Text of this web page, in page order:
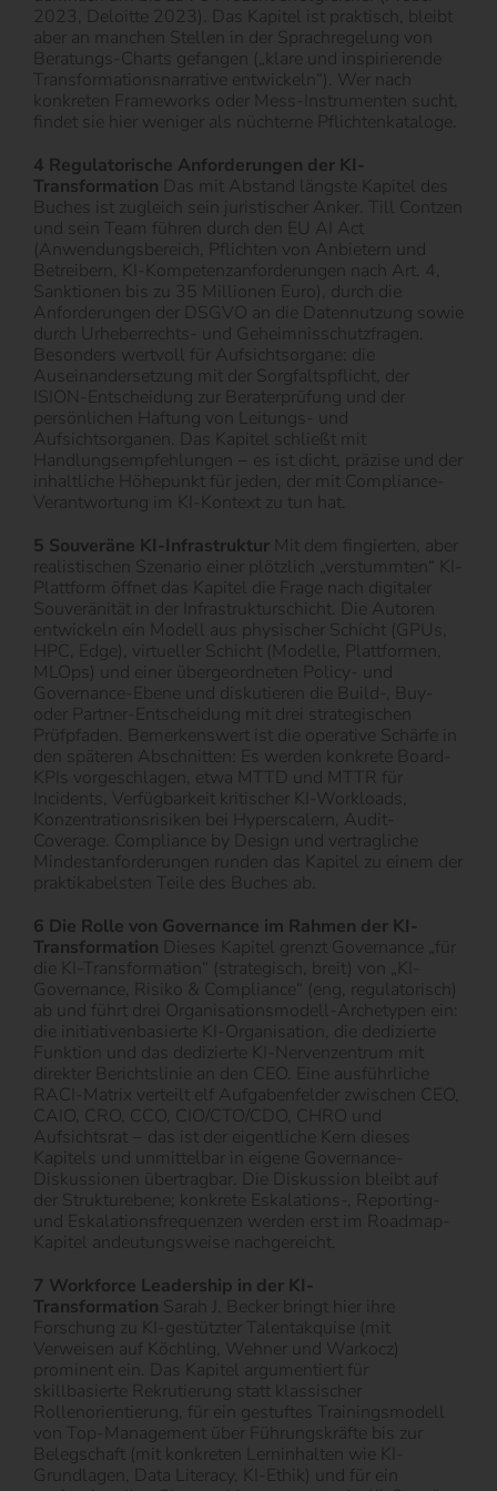
2023, Deloitte 2023). Das Kapitel ist praktisch, bleibt
aber an manchen Stellen in der Sprachregelung von
Beratungs-Charts gefangen („klare und inspirierende
Transformationsnarrative entwickeln“). Wer nach
konkreten Frameworks oder Mess-Instrumenten sucht,
findet sie hier weniger als nüchterne Pflichtenkataloge.
4 Regulatorische Anforderungen der KI-
Transformation Das mit Abstand längste Kapitel des
Buches ist zugleich sein juristischer Anker. Till Contzen
und sein Team führen durch den EU AI Act
(Anwendungsbereich, Pflichten von Anbietern und
Betreibern, KI-Kompetenzanforderungen nach Art. 4,
Sanktionen bis zu 35 Millionen Euro), durch die
Anforderungen der DSGVO an die Datennutzung sowie
durch Urheberrechts- und Geheimnisschutzfragen.
Besonders wertvoll für Aufsichtsorgane: die
Auseinandersetzung mit der Sorgfaltspflicht, der
ISION-Entscheidung zur Beraterprüfung und der
persönlichen Haftung von Leitungs- und
Aufsichtsorganen. Das Kapitel schließt mit
Handlungsempfehlungen − es ist dicht, präzise und der
inhaltliche Höhepunkt für jeden, der mit Compliance-
Verantwortung im KI-Kontext zu tun hat.
5 Souveräne KI-Infrastruktur Mit dem fingierten, aber
realistischen Szenario einer plötzlich „verstummten“ KI-
Plattform öffnet das Kapitel die Frage nach digitaler
Souveränität in der Infrastrukturschicht. Die Autoren
entwickeln ein Modell aus physischer Schicht (GPUs,
HPC, Edge), virtueller Schicht (Modelle, Plattformen,
MLOps) und einer übergeordneten Policy- und
Governance-Ebene und diskutieren die Build-, Buy-
oder Partner-Entscheidung mit drei strategischen
Prüfpfaden. Bemerkenswert ist die operative Schärfe in
den späteren Abschnitten: Es werden konkrete Board-
KPIs vorgeschlagen, etwa MTTD und MTTR für
Incidents, Verfügbarkeit kritischer KI-Workloads,
Konzentrationsrisiken bei Hyperscalern, Audit-
Coverage. Compliance by Design und vertragliche
Mindestanforderungen runden das Kapitel zu einem der
praktikabelsten Teile des Buches ab.
6 Die Rolle von Governance im Rahmen der KI-
Transformation Dieses Kapitel grenzt Governance „für
die KI-Transformation“ (strategisch, breit) von „KI-
Governance, Risiko & Compliance“ (eng, regulatorisch)
ab und führt drei Organisationsmodell-Archetypen ein:
die initiativenbasierte KI-Organisation, die dedizierte
Funktion und das dedizierte KI-Nervenzentrum mit
direkter Berichtslinie an den CEO. Eine ausführliche
RACI-Matrix verteilt elf Aufgabenfelder zwischen CEO,
CAIO, CRO, CCO, CIO/CTO/CDO, CHRO und
Aufsichtsrat − das ist der eigentliche Kern dieses
Kapitels und unmittelbar in eigene Governance-
Diskussionen übertragbar. Die Diskussion bleibt auf
der Strukturebene; konkrete Eskalations-, Reporting-
und Eskalationsfrequenzen werden erst im Roadmap-
Kapitel andeutungsweise nachgereicht.
7 Workforce Leadership in der KI-
Transformation Sarah J. Becker bringt hier ihre
Forschung zu KI-gestützter Talentakquise (mit
Verweisen auf Köchling, Wehner und Warkocz)
prominent ein. Das Kapitel argumentiert für
skillbasierte Rekrutierung statt klassischer
Rollenorientierung, für ein gestuftes Trainingsmodell
von Top-Management über Führungskräfte bis zur
Belegschaft (mit konkreten Lerninhalten wie KI-
Grundlagen, Data Literacy, KI-Ethik) und für ein